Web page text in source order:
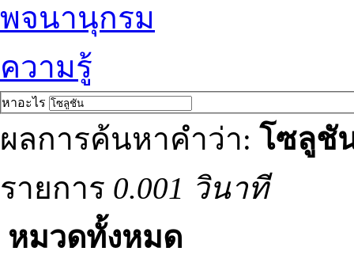
พจนานุกรม
ความรู้
หาอะไร
ผลการค้นหาคำว่า: โซลูชั
รายการ 0.001 วินาที
หมวดทั้งหมด